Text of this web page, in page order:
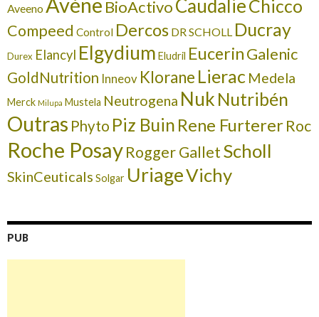
Aveeno BioActivoCaudalieChicco
Compeed Control Dercos DR SCHOLL Ducray
Durex Elancyl Elgydium Eludril EucerinGalenic
GoldNutrition Inneov Klorane Lierac Medela
Merck Milupa Mustela Neutrogena Nuk Nutribén
Outras Phyto Piz Buin Rene FurtererRoc
Roche PosayRogger GalletScholl
SkinCeuticals Solgar UriageVichy
PUB